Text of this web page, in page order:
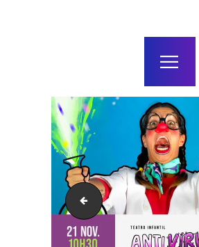
agenda / bilhetes
alugar
mais
prop01-Cla-post